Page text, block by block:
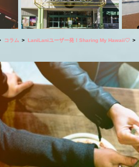
コラム LaniLaniユーザー発！Sharing My Hawaii♡